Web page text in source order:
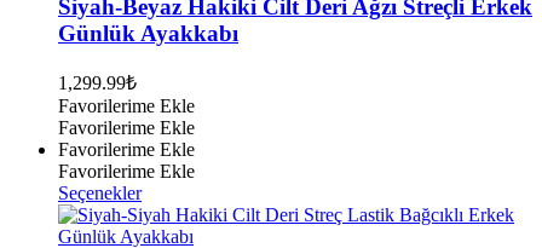
var.
Seçenekler
seçilebilir
Siyah-Beyaz Hakiki Cilt Deri Ağzı Streçli Erkek
Günlük Ayakkabı
1,299.99₺
Favorilerime Ekle
Favorilerime Ekle
Favorilerime Ekle
Favorilerime Ekle
SeçeneklerBu
ürünün
birden